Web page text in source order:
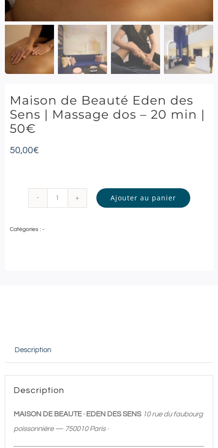
Maison de Beauté Eden des
Sens | Massage dos – 20 min |
50€
50,00€
-
min
Ajouter au panier
Catégories : -
Description
Description
MAISON DE BEAUTE · EDEN DES SENS 10 rue du faubourg
poissonnière — 750010 Paris ·